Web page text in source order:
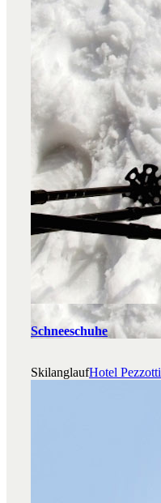
Schneeschuhe
SkilanglaufHotel Pezzotti